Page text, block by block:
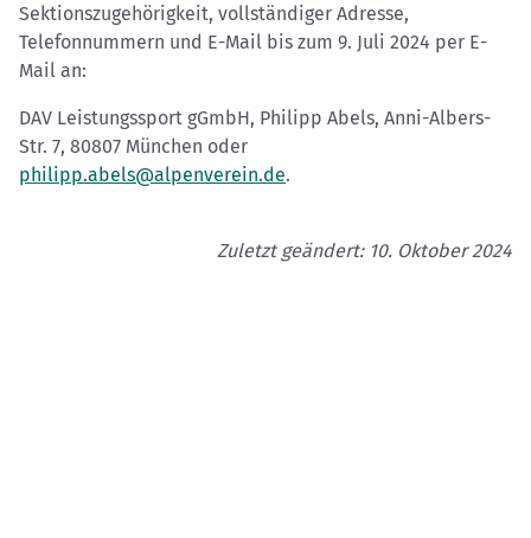
Sektionszugehörigkeit, vollständiger Adresse,
Telefonnummern und E-Mail bis zum 9. Juli 2024 per E-
Mail an:
DAV Leistungssport gGmbH, Philipp Abels, Anni-Albers-
Str. 7, 80807 München oder
philipp.abels@alpenverein.de.
Zuletzt geändert: 10. Oktober 2024